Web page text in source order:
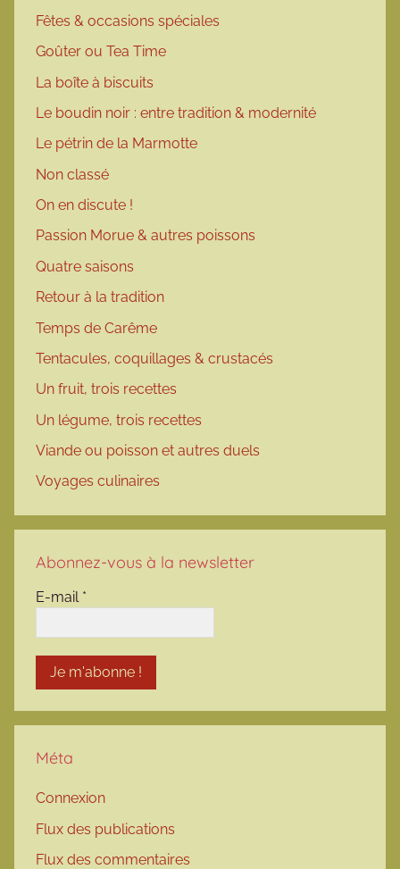
Fêtes & occasions spéciales
Goûter ou Tea Time
La boîte à biscuits
Le boudin noir : entre tradition & modernité
Le pétrin de la Marmotte
Non classé
On en discute !
Passion Morue & autres poissons
Quatre saisons
Retour à la tradition
Temps de Carême
Tentacules, coquillages & crustacés
Un fruit, trois recettes
Un légume, trois recettes
Viande ou poisson et autres duels
Voyages culinaires
Abonnez-vous à la newsletter
E-mail *
Méta
Connexion
Flux des publications
Flux des commentaires